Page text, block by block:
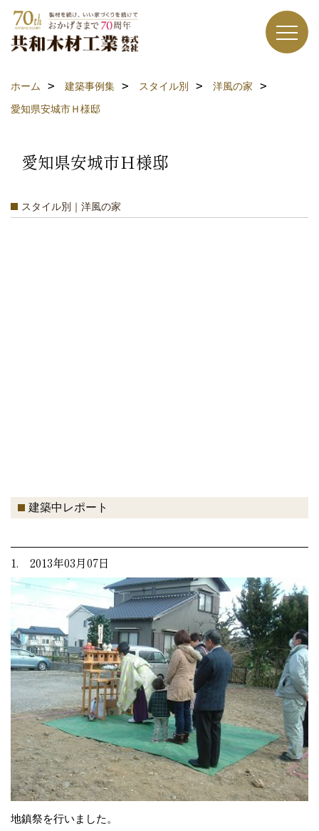
ホーム 建築事例集 スタイル別
洋風の家
愛知県安城市Ｈ様邸
愛知県安城市Ｈ様邸
スタイル別｜洋風の家
建築中レポート
1. 2013年03月07日
地鎮祭を行いました。